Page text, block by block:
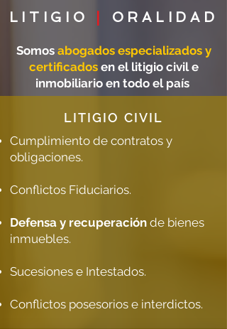
LITIGIO ORALIDAD
Somos abogados especializados y
certificadosen el litigio civil e
inmobiliario en todo el país
LITIGIO CIVIL
Cumplimiento de contratos y
obligaciones.
Conflictos Fiduciarios.
Defensa y recuperación de bienes
inmuebles.
Sucesiones e Intestados.
Conflictos posesorios e interdictos.